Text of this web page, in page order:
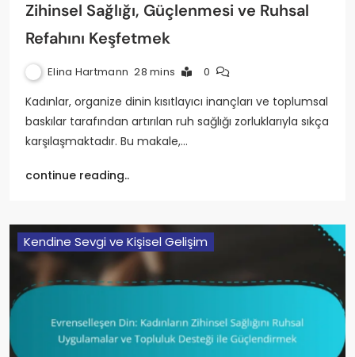
Zihinsel Sağlığı, Güçlenmesi ve Ruhsal
Refahını Keşfetmek
Elina Hartmann 28 mins 0
Kadınlar, organize dinin kısıtlayıcı inançları ve toplumsal
baskılar tarafından artırılan ruh sağlığı zorluklarıyla sıkça
karşılaşmaktadır. Bu makale,…
continue reading..
Kendine Sevgi ve Kişisel Gelişim